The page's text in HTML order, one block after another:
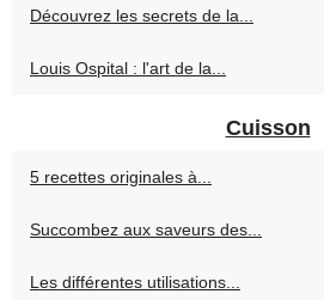
Découvrez les secrets de la...
Louis Ospital : l'art de la...
Cuisson
5 recettes originales à...
Succombez aux saveurs des...
Les différentes utilisations...